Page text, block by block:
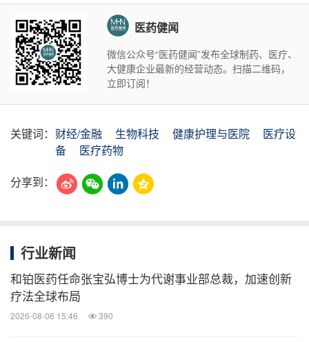
医药健闻
微信公众号“医药健闻”发布全球制药、医疗、
大健康企业最新的经营动态。扫描二维码，
立即订阅！
关键词： 财经/金融 生物科技 健康护理与医院
医疗设
备
医疗药物
分享到：
行业新闻
和铂医药任命张宝弘博士为代谢事业部总裁，加速创新
疗法全球布局
2026-08-06 15:46 390